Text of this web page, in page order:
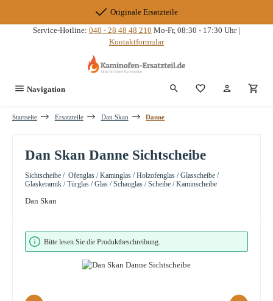
Originale Ersatzteile
Service-Hotline: 040 - 28 48 48 210 Mo-Fr, 08:30 - 17:30 Uhr |
Kontaktformular
Navigation Du hast 0
Startseite Ersatzteile Dan Skan Danne
Dan Skan Danne Sichtscheibe
Sichtscheibe / Ofenglas / Kaminglas / Holzofenglas / Glasscheibe /
Glaskeramik / Türglas / Glas / Schauglas / Scheibe / Kaminscheibe
Dan Skan
Bildergalerie überspringen
Bitte lesen Sie die Produktbeschreibung.